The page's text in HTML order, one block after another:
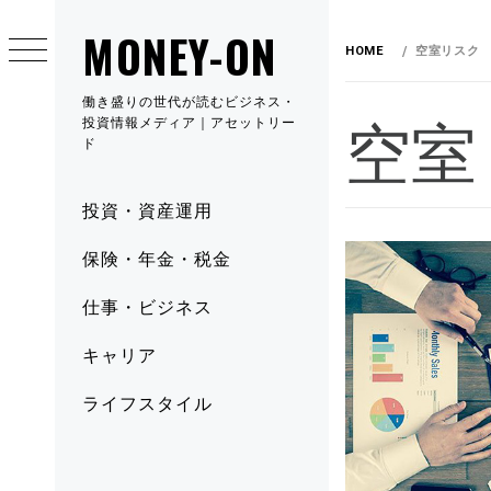
MONEY-ON
働き盛りの世代が読むビジネス・
投資情報メディア｜アセットリー
ド
投資・資産運用
保険・年金・税金
仕事・ビジネス
キャリア
ライフスタイル
HOME 空室リスク
空